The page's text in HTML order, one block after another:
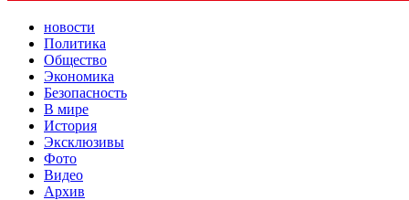
новости
Политика
Общество
Экономика
Безопасность
В мире
История
Эксклюзивы
Фото
Видео
Архив